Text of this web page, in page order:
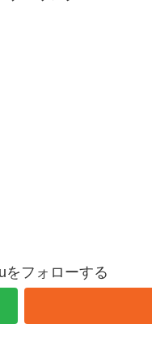
をフォローする